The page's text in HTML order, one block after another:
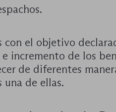
con el objetivo
e incremento de los
de diferentes
una de ellas.